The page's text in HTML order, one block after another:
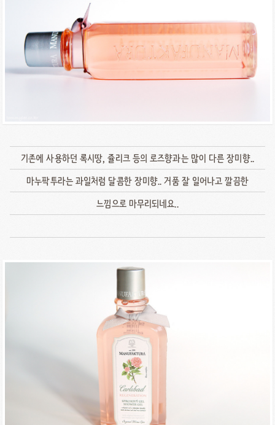
기존에 사용하던 록시땅, 쥴리크 등의 로즈향과는 많이 다른 장미향..
마누팍투라는 과일처럼 달콤한 장미향.. 거품 잘 일어나고 깔끔한
느낌으로 마무리되네요..